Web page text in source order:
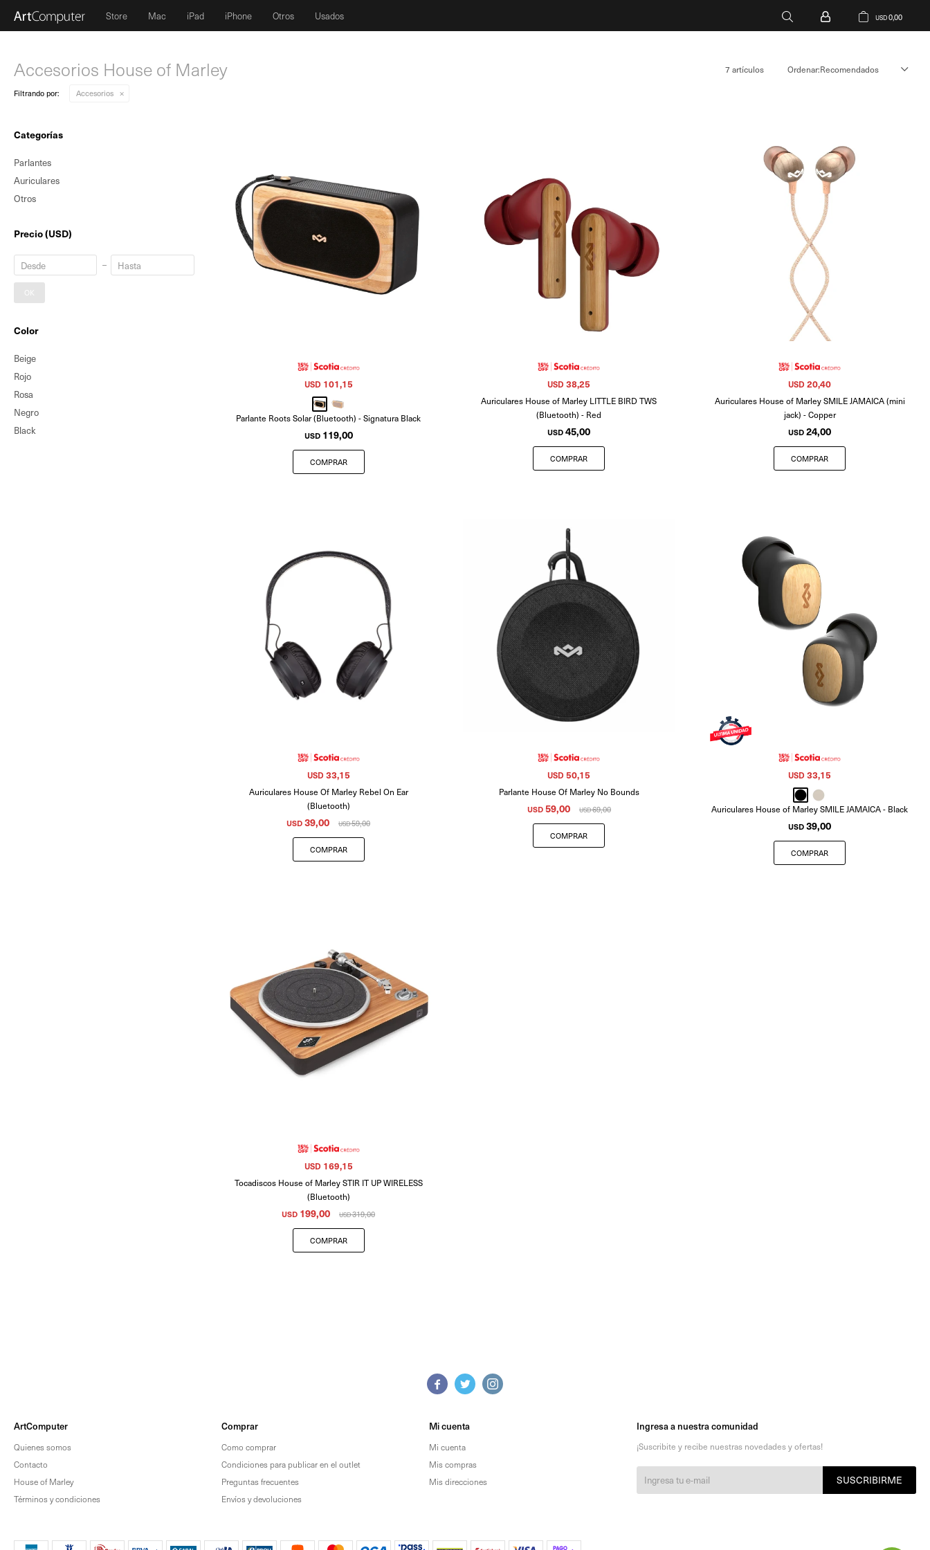
Store Mac iPad iPhone Otros Usados USD0,00
Accesorios House of Marley 7 artículos Recomendados
Filtrando por: Accesorios
Parlante Roots Solar (Bluetooth) - Signatura Black
USD 119,00
USD 101,15
Auriculares House of Marley LITTLE BIRD TWS
(Bluetooth) - Red
USD45,00
USD 38,25
Auriculares House of Marley SMILE JAMAICA (mini
jack) - Copper
USD24,00
USD 20,40
Auriculares House Of Marley Rebel On Ear
(Bluetooth)
USD39,00 USD59,00
USD 33,15
Parlante House Of Marley No Bounds
USD59,00 USD69,00
USD 50,15
Auriculares House of Marley SMILE JAMAICA - Black
USD39,00
USD 33,15
Tocadiscos House of Marley STIR IT UP WIRELESS
(Bluetooth)
USD 199,00 USD319,00
USD 169,15
Categorías
Parlantes
Auriculares
Otros
Precio(USD)
OK
Color
Beige
Rojo
Rosa
Negro
Black
  
ArtComputer
Quienes somos
Contacto
House of Marley
Términos y condiciones
Comprar
Como comprar
Condiciones para publicar en el outlet
Preguntas frecuentes
Envíos y devoluciones
Mi cuenta
Mi cuenta
Mis compras
Mis direcciones
Ingresa a nuestra comunidad
¡Suscribite y recibe nuestras novedades y ofertas!
SUSCRIBIRME